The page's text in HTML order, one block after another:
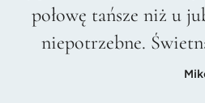
połowę tańsze niż u
niepotrzebne.